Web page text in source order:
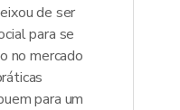
de ser
para se
no mercado
para um